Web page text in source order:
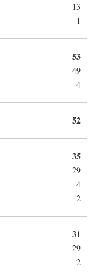
13
1
53
49
4
52
35
29
4
2
31
29
2